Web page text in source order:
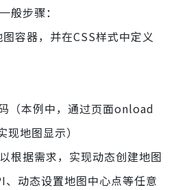
般步骤：
容器，并在CSS样式中定义
（本例中，通过页面onload
地图显示）
根据需求，实现动态创建地图
、动态设置地图中心点等任意